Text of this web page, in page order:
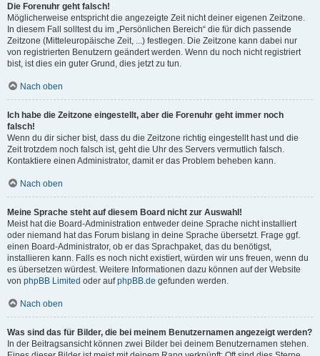
Die Forenuhr geht falsch!
Möglicherweise entspricht die angezeigte Zeit nicht deiner eigenen Zeitzone.
In diesem Fall solltest du im „Persönlichen Bereich“ die für dich passende
Zeitzone (Mitteleuropäische Zeit, ...) festlegen. Die Zeitzone kann dabei nur
von registrierten Benutzern geändert werden. Wenn du noch nicht registriert
bist, ist dies ein guter Grund, dies jetzt zu tun.
Nach oben
Ich habe die Zeitzone eingestellt, aber die Forenuhr geht immer noch
falsch!
Wenn du dir sicher bist, dass du die Zeitzone richtig eingestellt hast und die
Zeit trotzdem noch falsch ist, geht die Uhr des Servers vermutlich falsch.
Kontaktiere einen Administrator, damit er das Problem beheben kann.
Nach oben
Meine Sprache steht auf diesem Board nicht zur Auswahl!
Meist hat die Board-Administration entweder deine Sprache nicht installiert
oder niemand hat das Forum bislang in deine Sprache übersetzt. Frage ggf.
einen Board-Administrator, ob er das Sprachpaket, das du benötigst,
installieren kann. Falls es noch nicht existiert, würden wir uns freuen, wenn du
es übersetzen würdest. Weitere Informationen dazu können auf der Website
von phpBB Limited oder aufphpBB.de gefunden werden.
Nach oben
Was sind das für Bilder, die bei meinem Benutzernamen angezeigt werden?
In der Beitragsansicht können zwei Bilder bei deinem Benutzernamen stehen.